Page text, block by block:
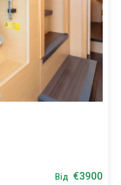
Від €3900